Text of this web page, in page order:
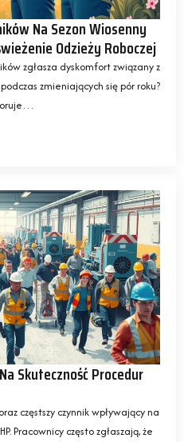
Na Sezon Wiosenny
Odzieży Roboczej
zgłasza dyskomfort związany z
zmieniających się pór roku?
Skuteczność Procedur
częstszy czynnik wpływający na
Pracownicy często zgłaszają, że